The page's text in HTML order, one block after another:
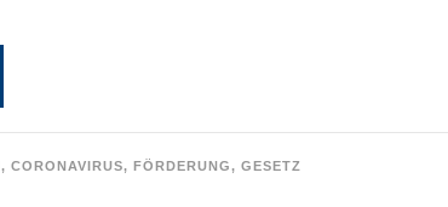
, CORONAVIRUS, FÖRDERUNG, GESETZ